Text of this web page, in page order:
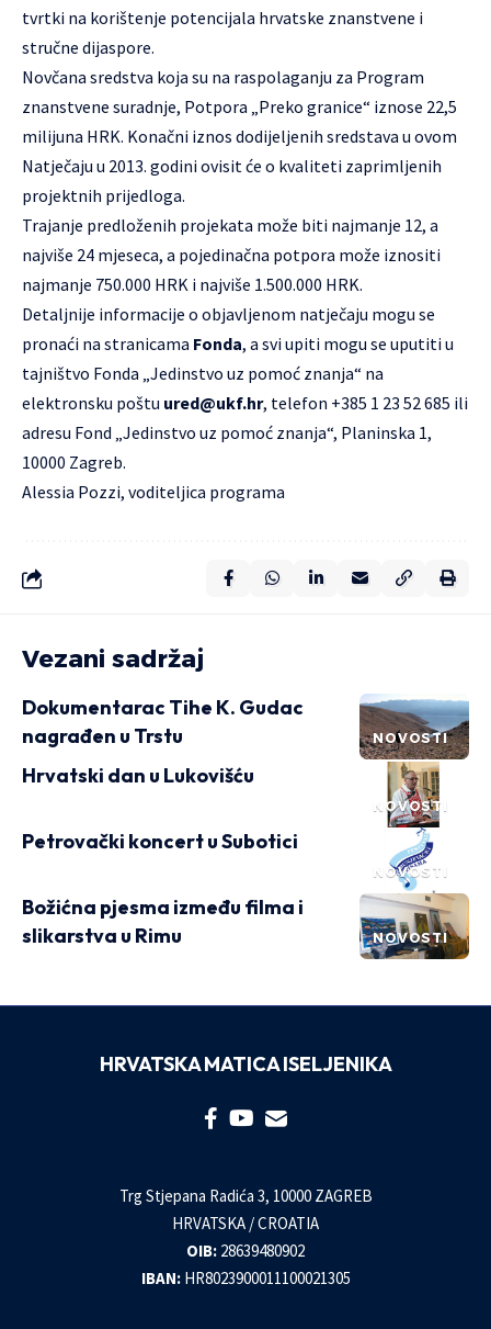
tvrtki na korištenje potencijala hrvatske znanstvene i
stručne dijaspore.
Novčana sredstva koja su na raspolaganju za Program
znanstvene suradnje, Potpora „Preko granice“ iznose 22,5
milijuna HRK. Konačni iznos dodijeljenih sredstava u ovom
Natječaju u 2013. godini ovisit će o kvaliteti zaprimljenih
projektnih prijedloga.
Trajanje predloženih projekata može biti najmanje 12, a
najviše 24 mjeseca, a pojedinačna potpora može iznositi
najmanje 750.000 HRK i najviše 1.500.000 HRK.
Detaljnije informacije o objavljenom natječaju mogu se
pronaći na stranicama Fonda, a svi upiti mogu se uputiti u
tajništvo Fonda „Jedinstvo uz pomoć znanja“ na
elektronsku poštu ured@ukf.hr, telefon +385 1 23 52 685 ili
adresu Fond „Jedinstvo uz pomoć znanja“, Planinska 1,
10000 Zagreb.
Alessia Pozzi, voditeljica programa
Vezani sadržaj
NOVOSTI
Dokumentarac Tihe K. Gudac
nagrađen u Trstu
NOVOSTI
Hrvatski dan u Lukovišću
NOVOSTI
Petrovački koncert u Subotici
NOVOSTI
Božićna pjesma između filma i
slikarstva u Rimu
HRVATSKA MATICA ISELJENIKA
Trg Stjepana Radića 3, 10000 ZAGREB
HRVATSKA / CROATIA
OIB: 28639480902
IBAN: HR8023900011100021305